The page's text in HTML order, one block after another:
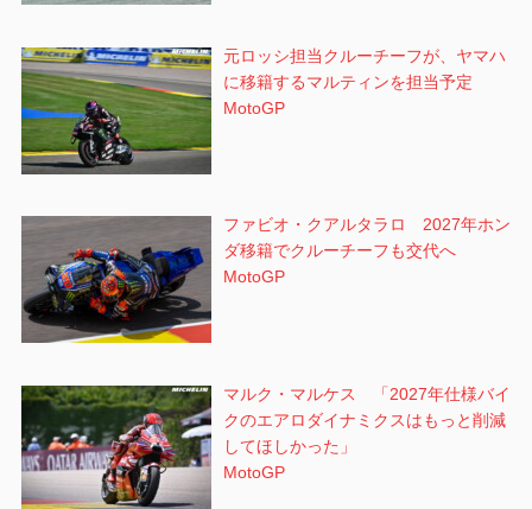
元ロッシ担当クルーチーフが、ヤマハ
に移籍するマルティンを担当予定
MotoGP
ファビオ・クアルタラロ 2027年ホン
ダ移籍でクルーチーフも交代へ
MotoGP
マルク・マルケス 「2027年仕様バイ
クのエアロダイナミクスはもっと削減
してほしかった」
MotoGP